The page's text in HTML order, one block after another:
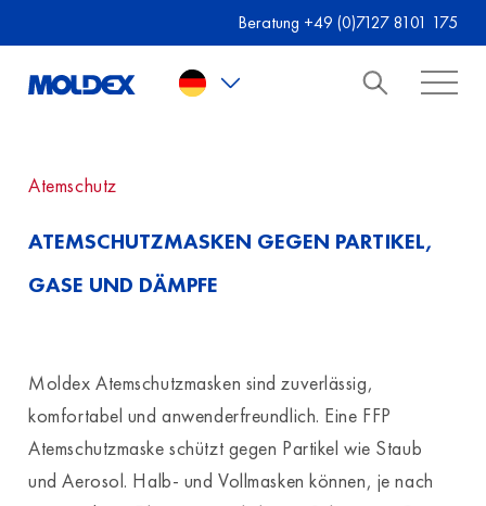
Beratung +49 (0)7127 8101 175
Atemschutz
ATEMSCHUTZMASKEN GEGEN PARTIKEL,
GASE UND DÄMPFE
Moldex Atemschutzmasken sind zuverlässig,
komfortabel und anwenderfreundlich. Eine FFP
Atemschutzmaske schützt gegen Partikel wie Staub
und Aerosol. Halb- und Vollmasken können, je nach